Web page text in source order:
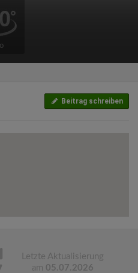
Beitrag schreiben
Letzte Aktualisierung
am 05.07.2026